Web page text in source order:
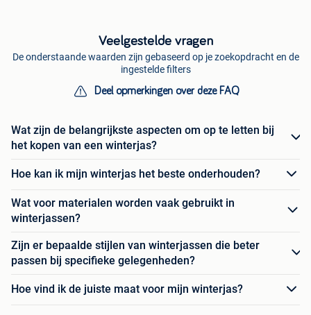
Veelgestelde vragen
De onderstaande waarden zijn gebaseerd op je zoekopdracht en de
ingestelde filters
Deel opmerkingen over deze FAQ
Wat zijn de belangrijkste aspecten om op te letten bij
het kopen van een winterjas?
Hoe kan ik mijn winterjas het beste onderhouden?
Wat voor materialen worden vaak gebruikt in
winterjassen?
Zijn er bepaalde stijlen van winterjassen die beter
passen bij specifieke gelegenheden?
Hoe vind ik de juiste maat voor mijn winterjas?